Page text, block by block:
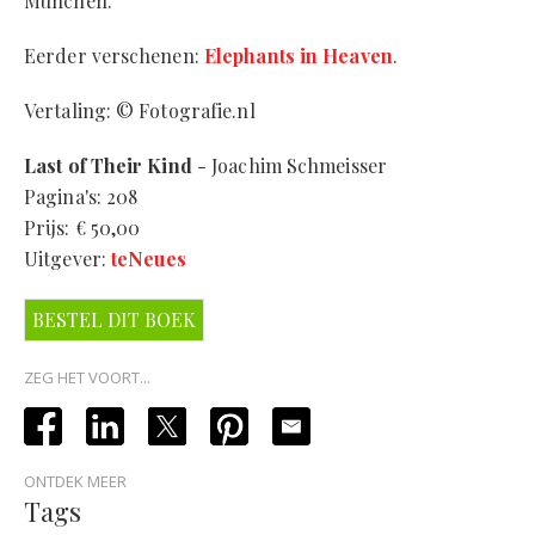
Eerder verschenen: Elephants in Heaven.
Vertaling: © Fotografie.nl
Last of Their Kind - Joachim Schmeisser
Pagina's: 208
Prijs: € 50,00
Uitgever:teNeues
BESTEL DIT BOEK
ZEG HET VOORT...
ONTDEK MEER
Tags